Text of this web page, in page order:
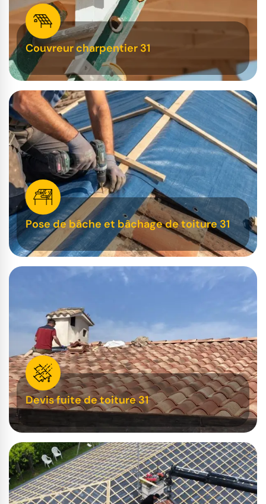
Couvreur charpentier 31
Pose de bâche et bâchage de toiture 31
Devis fuite de toiture 31